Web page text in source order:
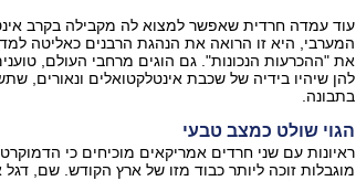
עוד עמדה חרדית שאפשר למצוא לה מקבילה בקרב
המערבי, היא זו הרואה את הנהגת הרבנים כאליטה
את "ההכרעות הנכונות". גם הוגים מרחבי העולם,
להן שיהיו בידיה של שכבת אינטלקטואלים ונאורים,
בתבונה.
הגוי שולט כמצב טבעי
ראיונות עם שני חרדים אמריקאים מוכיחים כי
מוגבלות זוכה ליותר כבוד מזו של ארץ הקודש. שם,